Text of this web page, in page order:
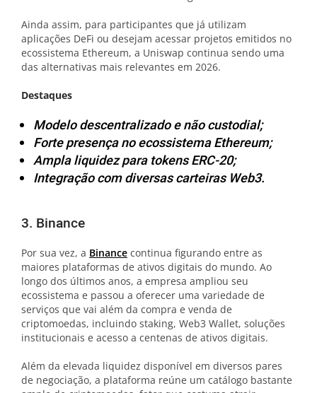
Ainda assim, para participantes que já utilizam
aplicações DeFi ou desejam acessar projetos emitidos no
ecossistema Ethereum, a Uniswap continua sendo uma
das alternativas mais relevantes em 2026.
Destaques
Modelo descentralizado e não custodial;
Forte presença no ecossistema Ethereum;
Ampla liquidez para tokens ERC-20;
Integração com diversas carteiras Web3.
3. Binance
Por sua vez, a Binance continua figurando entre as
maiores plataformas de ativos digitais do mundo. Ao
longo dos últimos anos, a empresa ampliou seu
ecossistema e passou a oferecer uma variedade de
serviços que vai além da compra e venda de
criptomoedas, incluindo staking, Web3 Wallet, soluções
institucionais e acesso a centenas de ativos digitais.
Além da elevada liquidez disponível em diversos pares
de negociação, a plataforma reúne um catálogo bastante